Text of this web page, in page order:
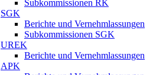
Subkommissionen RK
SGK
Berichte und Vernehmlassungen
Subkommissionen SGK
UREK
Berichte und Vernehmlassungen
APK